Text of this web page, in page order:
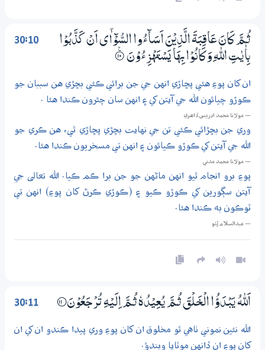
30:10
ثُـمَّ كَانَ عَاقِبَةَ الَّذِيْنَ اَسَاۗءُوا السُّوْۗآٰى اَنْ كَذَّبُوْا
بِاٰيٰتِ اللّٰهِ وَكَانُوْا بِهَا يَسْتَهْزِءُوْنَ ۝ۧ10
ان کان پوءِ هئي پڇاڙي انهن جي جن برائي ڪئي بڇڙي هن سببان جو
ڪوڙو چيائون الله جي آيتن کي ۽ انهن سان چٿرون ڪندا هئا .
— مولانا محمد ادريس ڏاھري
وري جن بڇڙائي ڪئي تن جي نهايت بڇڙي پڇاڙي ٿي، هن ڪري جو
الله جي آيتن کي ڪوڙو ڪيائون ۽ انهن تي مسخريون ڪندا هئا.
— مولانا محمد مدني
پوءِ برو انجام ٿيو انهن ماڻهن جو جن برا ڪم ڪيا. الله تعالى جي
آيتن سڳورين کي ڪوڙو ڪيو ۽ (ڪوڙي ڪرڻ کان پوءِ) انهن تي
ٽوڪون به ڪندا هئا.
— عبدالسلام ڀُٽو
30:11 اَللّٰهُ يَبْدَؤُا الْـخَــلْقَ ثُـمَّ يُعِيْدُهٗ ثُـمَّ اِلَيْهِ تُرْجَعُوْنَ ؀11
الله نئين نموني ٺاهي ٿو مخلوق ان کان پوءِ وري پيدا ڪندو ان کي ان
کان پوءِ ان ڏانهن موٽايا ويندؤ.